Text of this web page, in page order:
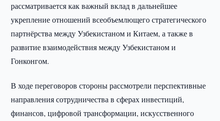
рассматривается как важный вклад в дальнейшее
укрепление отношений всеобъемлющего стратегического
партнёрства между Узбекистаном и Китаем, а также в
развитие взаимодействия между Узбекистаном и
Гонконгом.
В ходе переговоров стороны рассмотрели перспективные
направления сотрудничества в сферах инвестиций,
финансов, цифровой трансформации, искусственного